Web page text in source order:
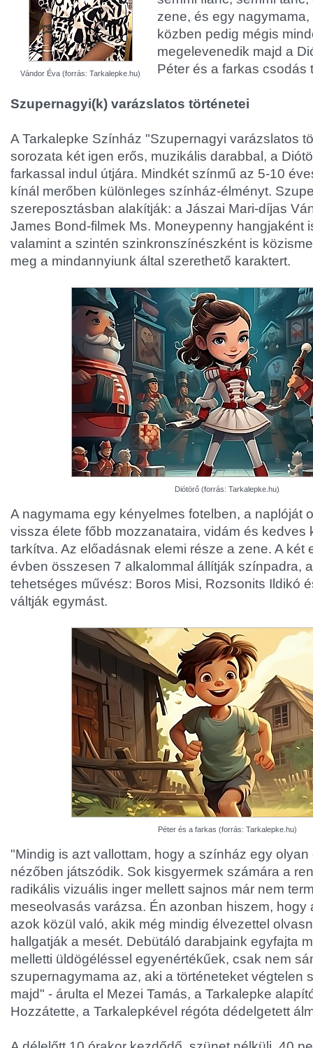
Vándor Éva (forrás: Tarkalepke.hu)
zene, és egy
közben pedig mégis
megelevenedik majd a
Péter és a farkas csodás
Szupernagyi(k) varázslatos történetei
A Tarkalepke Színház "Szupernagyi varázslatos
sorozata két igen erős, muzikális darabbal, a
farkassal indul útjára. Mindkét színmű az 5-10
kínál merőben különleges színház-élményt.
szereposztásban alakítják: a Jászai Mari-díjas
James Bond-filmek Ms. Moneypenny hangjaként
valamint a szintén szinkronszínészként is
meg a mindannyiunk által szerethető karaktert.
Diótörő (forrás: Tarkalepke.hu)
A nagymama egy kényelmes fotelben, a naplóját
vissza élete főbb mozzanataira, vidám és kedves
tarkítva. Az előadásnak elemi része a zene. A két
évben összesen 7 alkalommal állítják színpadra,
tehetséges művész: Boros Misi, Rozsonits Ildikó
váltják egymást.
Péter és a farkas (forrás: Tarkalepke.hu)
"Mindig is azt vallottam, hogy a színház egy olyan
nézőben játszódik. Sok kisgyermek számára a
radikális vizuális inger mellett sajnos már nem
meseolvasás varázsa. Én azonban hiszem, hogy
azok közül való, akik még mindig élvezettel
hallgatják a mesét. Debütáló darabjaink egyfajta
melletti üldögéléssel egyenértékűek, csak nem
szupernagymama az, aki a történeteket végtelen
majd" - árulta el Mezei Tamás, a Tarkalepke
Hozzátette, a Tarkalepkével régóta dédelgetett